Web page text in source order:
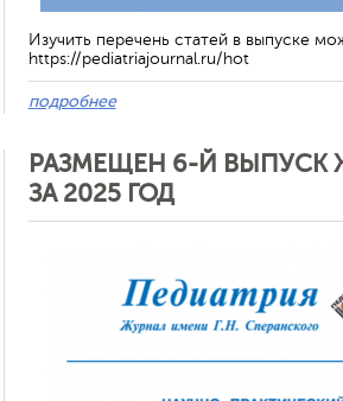
Изучить перечень статей в выпуске
https://pediatriajournal.ru/hot
подробнее
РАЗМЕЩЕН 6-Й ВЫПУСК
ЗА 2025 ГОД